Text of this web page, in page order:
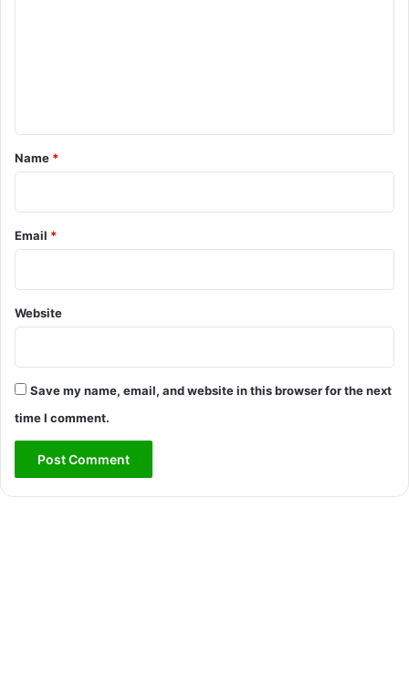
*
Name *
Email *
Website
Save my name, email, and website in this browser for the next
time I comment.